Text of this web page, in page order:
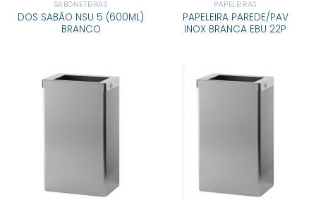
SABONETEIRAS
DOS SABÃO NSU 5 (600ML)
BRANCO
PAPELEIRAS
PAPELEIRA PAREDE/PAV
INOX BRANCA EBU 22P